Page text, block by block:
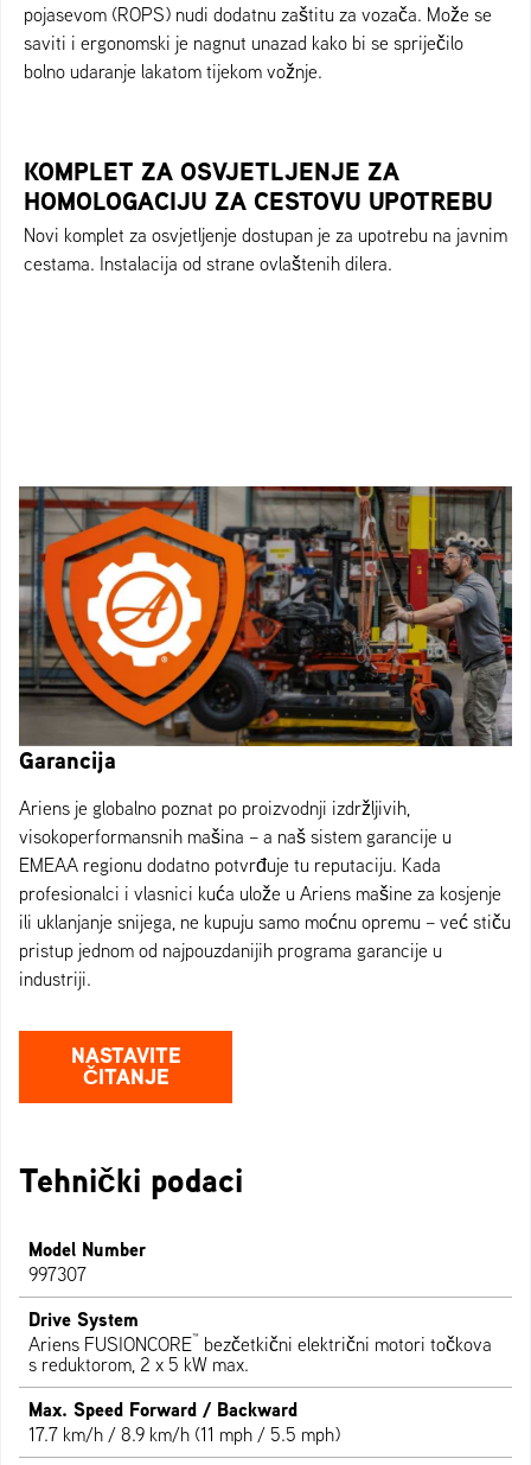
pojasevom (ROPS) nudi dodatnu zaštitu za vozača. Može se
saviti i ergonomski je nagnut unazad kako bi se spriječilo
bolno udaranje lakatom tijekom vožnje.
KOMPLET ZA OSVJETLJENJE ZA
HOMOLOGACIJU ZA CESTOVU UPOTREBU
Novi komplet za osvjetljenje dostupan je za upotrebu na javnim
cestama. Instalacija od strane ovlaštenih dilera.
Garancija
Ariens je globalno poznat po proizvodnji izdržljivih,
visokoperformansnih mašina – a naš sistem garancije u
EMEAA regionu dodatno potvrđuje tu reputaciju. Kada
profesionalci i vlasnici kuća ulože u Ariens mašine za kosjenje
ili uklanjanje snijega, ne kupuju samo moćnu opremu – već stiču
pristup jednom od najpouzdanijih programa garancije u
industriji.
NASTAVITE
ČITANJE
Tehnički podaci
Model Number
997307
Drive System
Ariens FUSIONCORE™ bezčetkični električni motori točkova
s reduktorom, 2 x 5 kW max.
Max. Speed Forward / Backward
17.7 km/h / 8.9 km/h (11 mph / 5.5 mph)